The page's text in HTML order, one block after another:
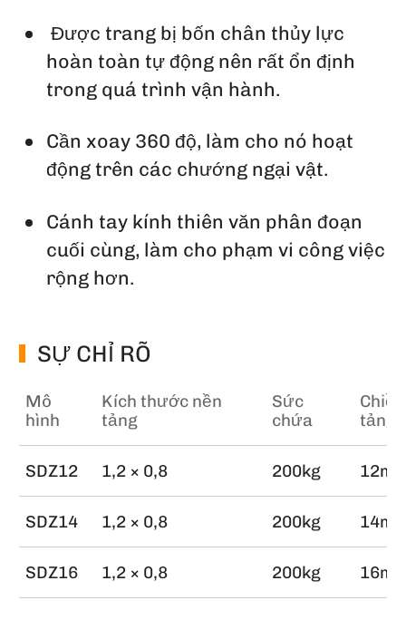
Được trang bị bốn chân thủy lực
hoàn toàn tự động nên rất ổn định
trong quá trình vận hành.
Cần xoay 360 độ, làm cho nó hoạt
động trên các chướng ngại vật.
Cánh tay kính thiên văn phân đoạn
cuối cùng, làm cho phạm vi công việc
rộng hơn.
SỰ CHỈ RÕ
Mô
hình
Kích thước nền
tảng
Sức
chứa
tảng
SDZ12 1,2 × 0,8 200kg 12m
SDZ14 1,2 × 0,8 200kg 14m
SDZ16 1,2 × 0,8 200kg 16m